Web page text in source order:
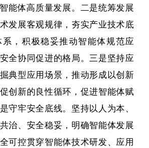
能体高质量发展。二是统筹发展
发展客观规律，夯实产业技术底
，积极稳妥推动智能体规范应
全协同促进的格局。三是坚持应
典型应用场景，推动形成以创新
创新的良性循环，促进智能体赋
守牢安全底线。坚持以人为本、
治、安全稳妥，明确智能体发展
可控贯穿智能体技术研发、应用